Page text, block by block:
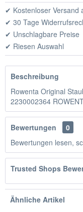
✔ Kostenloser Versand
✔ 30 Tage
✔ Unschlagbare Preise
✔ Riesen Auswahl
Beschreibung
Rowenta Original
2230002364
Bewertungen
0
Bewertungen lesen,
Trusted Shops
Ähnliche Artikel